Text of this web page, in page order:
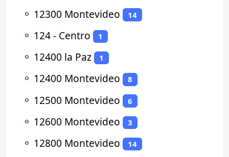
⚬ 12300 Montevideo 14
⚬ 124 - Centro 1
⚬ 12400 la Paz 1
⚬ 12400 Montevideo 8
⚬ 12500 Montevideo 6
⚬ 12600 Montevideo 3
⚬ 12800 Montevideo 14